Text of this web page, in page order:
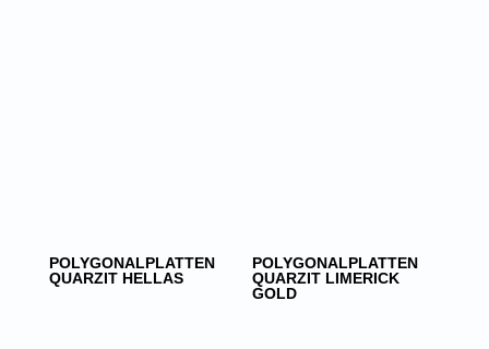
POLYGONALPLATTEN
QUARZIT HELLAS
POLYGONALPLATTEN
QUARZIT LIMERICK
GOLD